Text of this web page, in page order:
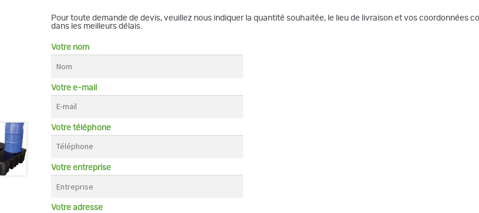
Pour toute demande de devis, veuillez nous indiquer la quantité souhaitée, le lieu de livraison et vos coordonnées
dans les meilleurs délais.
Votre nom
Votre e-mail
Votre téléphone
Votre entreprise
Votre adresse